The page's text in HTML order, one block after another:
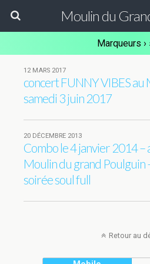
Moulin du
Marqueurs ›
12 MARS 2017
concert FUNNY VIBES au
samedi 3 juin 2017
20 DÉCEMBRE 2013
Combo le 4 janvier 2014 –
Moulin du grand Poulguin
soirée soul full
Retour au